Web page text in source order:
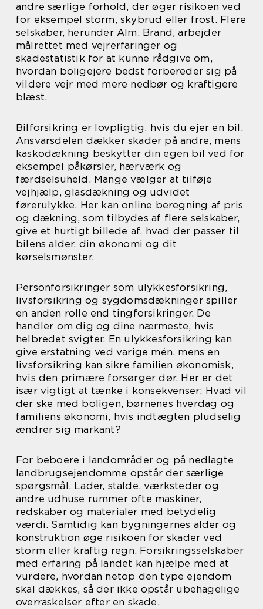
andre særlige forhold, der øger risikoen ved
for eksempel storm, skybrud eller frost. Flere
selskaber, herunder Alm. Brand, arbejder
målrettet med vejrerfaringer og
skadestatistik for at kunne rådgive om,
hvordan boligejere bedst forbereder sig på
vildere vejr med mere nedbør og kraftigere
blæst.
Bilforsikring er lovpligtig, hvis du ejer en bil.
Ansvarsdelen dækker skader på andre, mens
kaskodækning beskytter din egen bil ved for
eksempel påkørsler, hærværk og
færdselsuheld. Mange vælger at tilføje
vejhjælp, glasdækning og udvidet
førerulykke. Her kan online beregning af pris
og dækning, som tilbydes af flere selskaber,
give et hurtigt billede af, hvad der passer til
bilens alder, din økonomi og dit
kørselsmønster.
Personforsikringer som ulykkesforsikring,
livsforsikring og sygdomsdækninger spiller
en anden rolle end tingforsikringer. De
handler om dig og dine nærmeste, hvis
helbredet svigter. En ulykkesforsikring kan
give erstatning ved varige mén, mens en
livsforsikring kan sikre familien økonomisk,
hvis den primære forsørger dør. Her er det
især vigtigt at tænke i konsekvenser: Hvad vil
der ske med boligen, børnenes hverdag og
familiens økonomi, hvis indtægten pludselig
ændrer sig markant?
For beboere i landområder og på nedlagte
landbrugsejendomme opstår der særlige
spørgsmål. Lader, stalde, værksteder og
andre udhuse rummer ofte maskiner,
redskaber og materialer med betydelig
værdi. Samtidig kan bygningernes alder og
konstruktion øge risikoen for skader ved
storm eller kraftig regn. Forsikringsselskaber
med erfaring på landet kan hjælpe med at
vurdere, hvordan netop den type ejendom
skal dækkes, så der ikke opstår ubehagelige
overraskelser efter en skade.